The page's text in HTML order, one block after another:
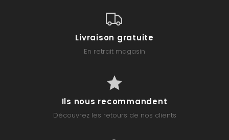
Livraison gratuite
En retrait magasin
Ils nous recommandent
Découvrez les retours de nos clients